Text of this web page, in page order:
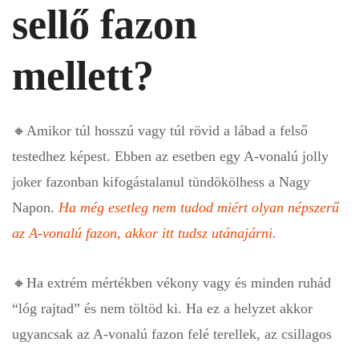
sellő fazon
mellett?
🔸 Amikor túl hosszú vagy túl rövid a lábad a felső
testedhez képest. Ebben az esetben egy A-vonalú jolly
joker fazonban kifogástalanul tündökölhess a Nagy
Napon. Ha még esetleg nem tudod miért olyan népszerű
az A-vonalú fazon, akkor itt tudsz utánajárni.
🔸 Ha extrém mértékben vékony vagy és minden ruhád
“lóg rajtad” és nem töltöd ki. Ha ez a helyzet akkor
ugyancsak az A-vonalú fazon felé terellek, az csillagos